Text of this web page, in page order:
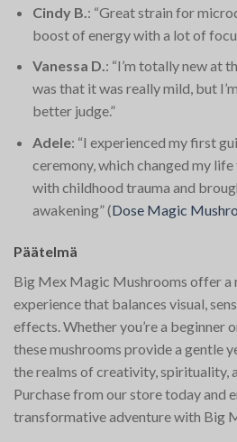
Cindy B. : “Great strain for
boost of energy with a lot of
Vanessa D.: “I’m totally new at
was that it was really mild, but
better judge.”
Adele: “I experienced my first
ceremony, which changed my
with childhood trauma and
awakening”​(Dose Magic
Päätelmä
Big Mex Magic Mushrooms offer a
experience that balances visual,
effects. Whether you’re a beginner
these mushrooms provide a gentle
the realms of creativity, spirituality,
Purchase from our store today and
transformative adventure with Big